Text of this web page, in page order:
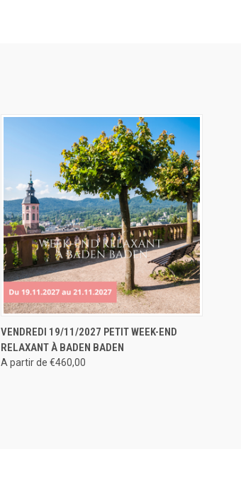
APERÇU RAPIDE RÉSERVER
VENDREDI 19/11/2027 PETIT WEEK-END
RELAXANT À BADEN BADEN
A partir de €460,00